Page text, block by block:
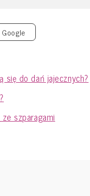
się do dań jajecznych?
szparagami